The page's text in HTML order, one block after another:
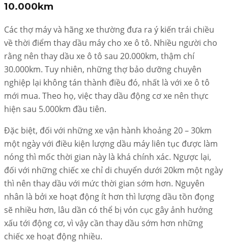
10.000km
Các thợ máy và hãng xe thường đưa ra ý kiến trái chiều
về thời điểm thay dầu máy cho xe ô tô. Nhiều người cho
rằng nên thay dầu xe ô tô sau 20.000km, thậm chí
30.000km. Tuy nhiên, những thợ bảo dưỡng chuyên
nghiệp lại không tán thành điều đó, nhất là với xe ô tô
mới mua. Theo họ, việc thay dầu động cơ xe nên thực
hiện sau 5.000km đầu tiên.
Đặc biệt, đối với những xe vận hành khoảng 20 – 30km
một ngày với điều kiện lượng dầu máy liên tục được làm
nóng thì mốc thời gian này là khá chính xác. Ngược lại,
đối với những chiếc xe chỉ di chuyển dưới 20km một ngày
thì nên thay dầu với mức thời gian sớm hơn. Nguyên
nhân là bởi xe hoạt động ít hơn thì lượng dầu tồn đọng
sẽ nhiều hơn, lâu dần có thể bị vón cục gây ảnh hưởng
xấu tới động cơ, vì vậy cần thay dầu sớm hơn những
chiếc xe hoạt động nhiều.